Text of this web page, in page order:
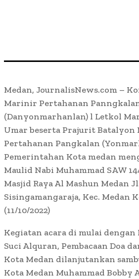
Medan, JournalisNews.com –
Marinir Pertahanan
(Danyonmarhanlan) l Letkol
Umar beserta Prajurit
Pertahanan Pangkalan
Pemerintahan Kota medan
Maulid Nabi Muhammad SAW
Masjid Raya Al Mashun Medan
Sisingamangaraja, Kec. Medan
(11/10/2022)
Kegiatan acara di mulai dengan
Suci Alquran, Pembacaan Doa
Kota Medan dilanjutankan
Kota Medan Muhammad Bobby